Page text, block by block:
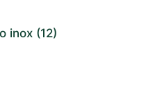
inox (12)